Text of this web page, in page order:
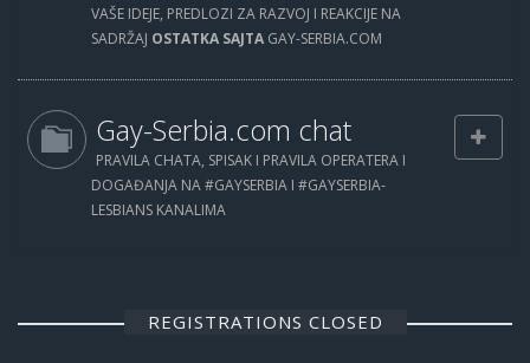
VAŠE IDEJE, PREDLOZI ZA RAZVOJ I REAKCIJE NA
SADRŽAJ OSTATKA SAJTA GAY-SERBIA.COM
Gay-Serbia.com chat
PRAVILA CHATA, SPISAK I PRAVILA OPERATERA I
DOGAĐANJA NA #GAYSERBIA I #GAYSERBIA-
LESBIANS KANALIMA
REGISTRATIONS CLOSED